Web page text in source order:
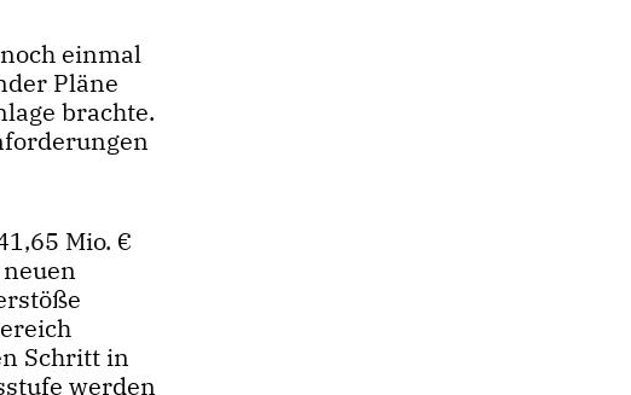
einmal
Pläne
brachte.
41,65 Mio.
Schritt in
werden